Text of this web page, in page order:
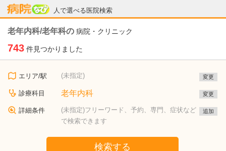
人で選べる医院検索
病院なび
老年内科/老年科の 病院・クリニック
743 件見つかりました
エリア/駅 (未指定) 変更
診療科目 老年内科 変更
詳細条件
(未指定)フリーワード、予約、専門、症状など
で検索できます
追加
検索する